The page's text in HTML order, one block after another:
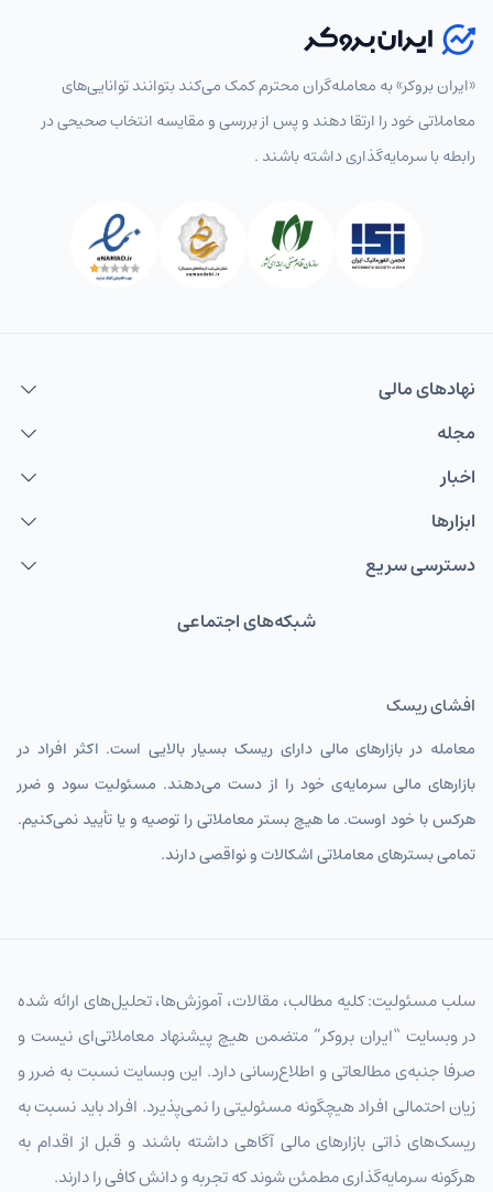
«ایران بروکر» به معامله‌گران محترم کمک می‌کند بتوانند توانایی‌های
معاملاتی خود را ارتقا دهند و پس از بررسی و مقایسه انتخاب‌ صحیحی در
رابطه با سرمایه‌گذاری داشته باشند .
نهاد‌های مالی
مجله
اخبار
ابزارها
دسترسی سریع
شبکه‌های اجتماعی
افشای ریسک
معامله در بازارهای مالی دارای ریسک بسیار بالایی است. اکثر افراد در
بازارهای مالی سرمایه‌ی خود را از دست می‌دهند. مسئولیت سود و ضرر
هرکس با خود اوست. ما هیچ بستر معاملاتی را توصیه و یا تأیید نمی‌کنیم.
تمامی بسترهای معاملاتی اشکالات و نواقصی دارند.
سلب مسئولیت: کلیه مطالب، مقالات، آموزش‌ها، تحلیل‌های ارائه شده
در وبسایت “ایران بروکر” متضمن هیچ پیشنهاد معاملاتی‌ای نیست و
صرفا جنبه‌ی مطالعاتی و اطلاع‌رسانی دارد. این وبسایت نسبت به ضرر و
زیان احتمالی افراد هیچگونه مسئولیتی را نمی‌پذیرد. افراد باید نسبت به
ریسک‌های ذاتی بازارهای مالی آگاهی داشته باشند و قبل از اقدام به
هرگونه سرمایه‌گذاری مطمئن شوند که تجربه و دانش کافی را دارند.